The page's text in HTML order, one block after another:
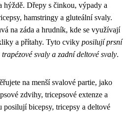
hýždě. Dřepy s činkou, výpady a
hamstringy a gluteální svaly.
na záda a hrudník, kde se využívají
a přítahy. Tyto cviky posilují prsní
svaly a zadní deltové svaly.
na menší svalové partie, jako
zdvihy, tricepsové extenze a
posilují bicepsy, tricepsy a deltové